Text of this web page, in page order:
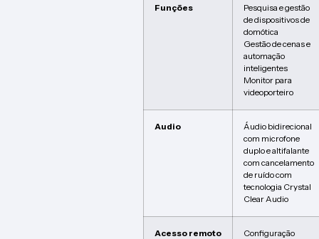
Funções
Pesquisa e gestão
de dispositivos de
domótica
Gestão de cenas e
automação
inteligentes
Monitor para
videoporteiro
Audio
Áudio bidirecional
com microfone
duplo e altifalante
com cancelamento
de ruído com
tecnologia Crystal
Clear Audio
Acesso remoto
Configuração